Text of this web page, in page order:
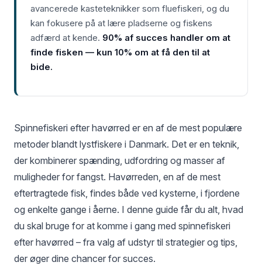
avancerede kasteteknikker som fluefiskeri, og du
kan fokusere på at lære pladserne og fiskens
adfærd at kende. 90% af succes handler om at
finde fisken — kun 10% om at få den til at
bide.
Spinnefiskeri efter havørred er en af de mest populære
metoder blandt lystfiskere i Danmark. Det er en teknik,
der kombinerer spænding, udfordring og masser af
muligheder for fangst. Havørreden, en af de mest
eftertragtede fisk, findes både ved kysterne, i fjordene
og enkelte gange i åerne. I denne guide får du alt, hvad
du skal bruge for at komme i gang med spinnefiskeri
efter havørred – fra valg af udstyr til strategier og tips,
der øger dine chancer for succes.